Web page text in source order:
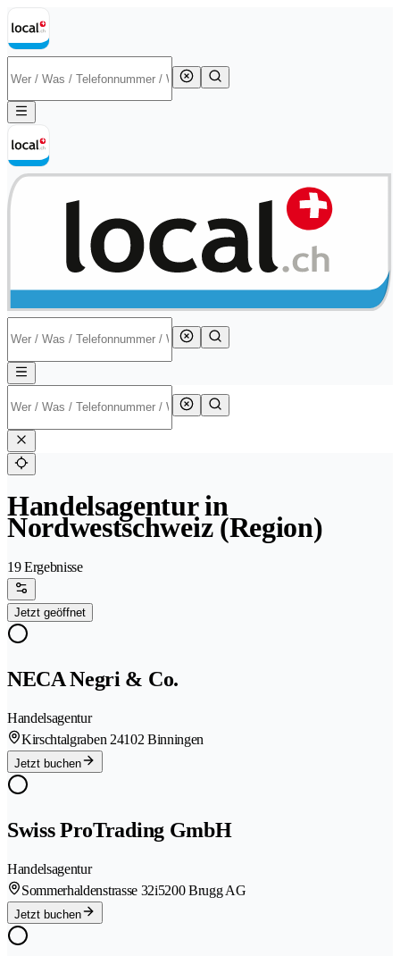
Handelsagentur in
Nordwestschweiz (Region)
19 Ergebnisse
Jetzt geöffnet
NECA Negri & Co.
Handelsagentur
Kirschtalgraben 24102 Binningen
Jetzt buchen
Swiss ProTrading GmbH
Handelsagentur
Sommerhaldenstrasse 32i5200 Brugg AG
Jetzt buchen